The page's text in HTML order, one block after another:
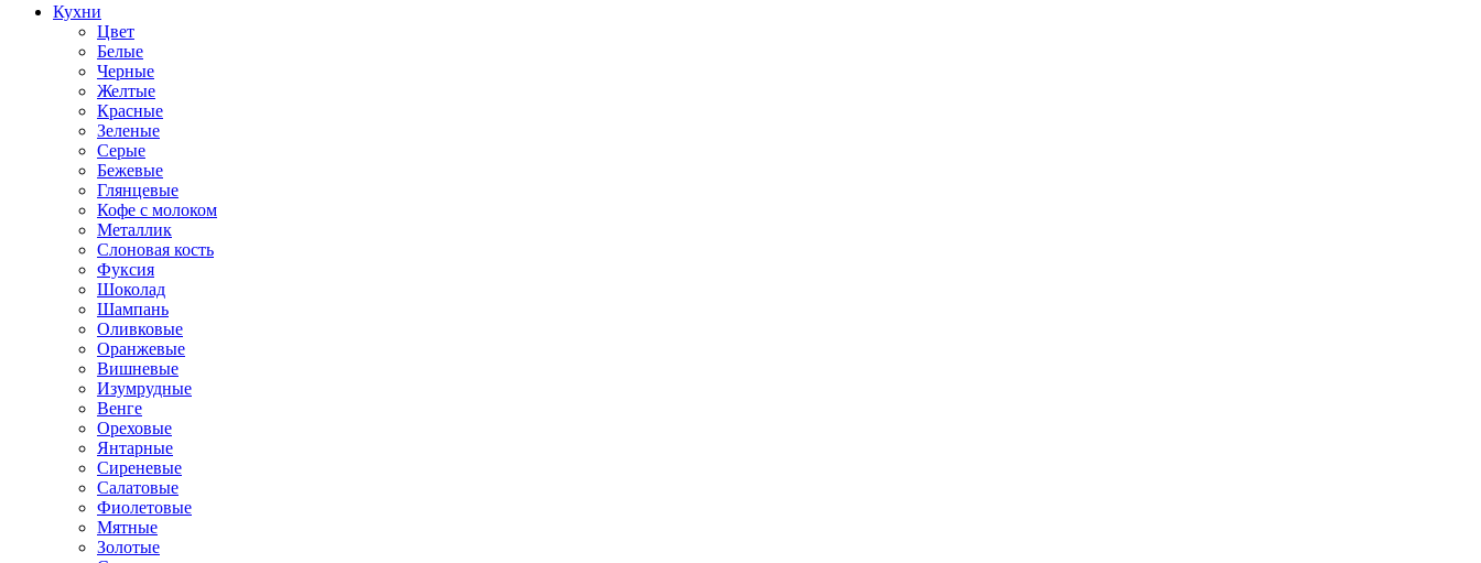
Кухни
Цвет
Белые
Черные
Желтые
Красные
Зеленые
Серые
Бежевые
Глянцевые
Кофе с молоком
Металлик
Слоновая кость
Фуксия
Шоколад
Шампань
Оливковые
Оранжевые
Вишневые
Изумрудные
Венге
Ореховые
Янтарные
Сиреневые
Салатовые
Фиолетовые
Мятные
Золотые